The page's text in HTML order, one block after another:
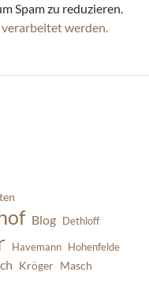
Spam zu reduzieren.
werden.
Blog Dethloff
Havemann Hohenfelde
Kröger Masch